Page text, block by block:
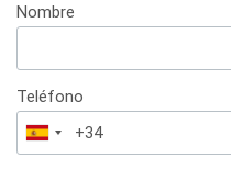
Nombre
Teléfono
España
+34